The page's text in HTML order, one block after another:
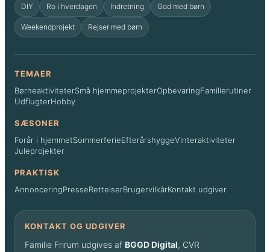
DIY Ro i hverdagen Indretning God med børn
Weekendprojekt Rejser med børn
TEMAER
BørneaktiviteterSmå hjemmeprojekterOpbevaringFamilierutiner
UdflugterHobby
SÆSONER
Forår i hjemmetSommerferieEfterårshyggeVinteraktiviteter
Juleprojekter
PRAKTISK
AnnonceringPresseRettelserBrugervilkårKontakt udgiver
KONTAKT OG UDGIVER
Familie Frirum udgives af BGGD Digital, CVR